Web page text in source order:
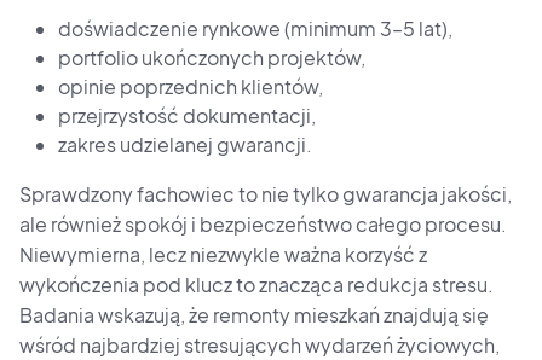
doświadczenie rynkowe (minimum 3–5 lat),
portfolio ukończonych projektów,
opinie poprzednich klientów,
przejrzystość dokumentacji,
zakres udzielanej gwarancji.
Sprawdzony fachowiec to nie tylko gwarancja jakości,
ale również spokój i bezpieczeństwo całego procesu.
Niewymierna, lecz niezwykle ważna korzyść z
wykończenia pod klucz to znacząca redukcja stresu.
Badania wskazują, że remonty mieszkań znajdują się
wśród najbardziej stresujących wydarzeń życiowych,